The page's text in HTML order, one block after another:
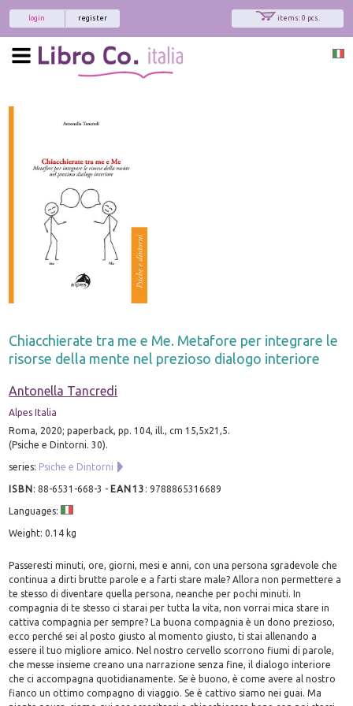
items: 0 pcs.
register
login
Chiacchierate tra me e Me. Metafore per integrare le
risorse della mente nel prezioso dialogo interiore
Antonella Tancredi
Alpes Italia
Roma, 2020; paperback, pp. 104, ill., cm 15,5x21,5.
(Psiche e Dintorni. 30).
series: Psiche e Dintorni
ISBN:88-6531-668-3 - EAN13 :9788865316689
Languages:
Weight: 0.14 kg
Passeresti minuti, ore, giorni, mesi e anni, con una persona sgradevole che
continua a dirti brutte parole e a farti stare male? Allora non permettere a
te stesso di diventare quella persona, neanche per pochi minuti. In
compagnia di te stesso ci starai per tutta la vita, non vorrai mica stare in
cattiva compagnia per sempre? La buona compagnia è un dono prezioso,
ecco perché sei al posto giusto al momento giusto, ti stai allenando a
essere il tuo migliore amico. Nel nostro cervello scorrono fiumi di parole,
che messe insieme creano una narrazione senza fine, il dialogo interiore
che ci accompagna quotidianamente. Se è buono, è come avere al nostro
fianco un ottimo compagno di viaggio. Se è cattivo siamo nei guai. Ma